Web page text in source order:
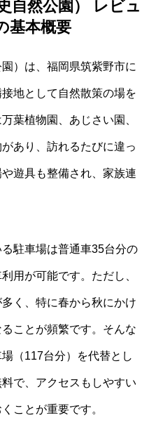
自然公園） レビュ
基本概要
）は、福岡県筑紫野市に
地として自然散策の場を
葉植物園、あじさい園、
あり、訪れるたびに違っ
遊具も整備され、家族連
駐車場は普通車35台分の
用が可能です。ただし、
く、特に春から秋にかけ
ことが頻繁です。そんな
（117台分）を代替とし
で、アクセスもしやすい
ことが重要です。